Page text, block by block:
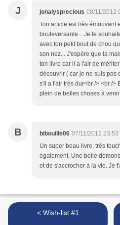
J jonalysprecious 08/11/2012
Ton article est très émouvant
bouleversante... Je te
avec ton petit bout de chou
son nez... J'espère que la
ton livre car il a l'air de
découvrir ( car je ne suis pas
s'il a l'air très dur<br /> <br />
plein de belles choses à
B bibouille06 07/11/2012 23:53
Un super beau livre, très
également. Une belle
et de s'accrocher à la vie. Je
< Wish-list #1